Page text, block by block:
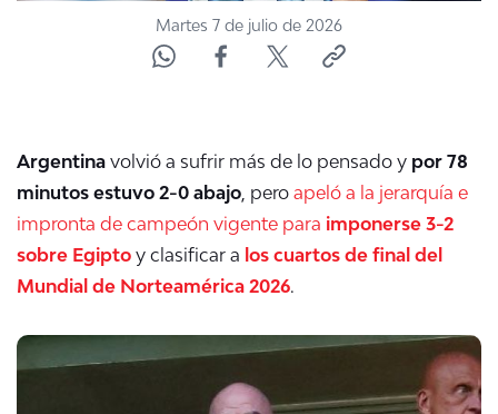
ÁREA DE PROYECTOS
Martes 7 de julio de 2026
Argentina volvió a sufrir más de lo pensado y por 78
minutos estuvo 2-0 abajo, pero apeló a la jerarquía e
impronta de campeón vigente para imponerse 3-2
sobre Egipto y clasificar a los cuartos de final del
Mundial de Norteamérica 2026.